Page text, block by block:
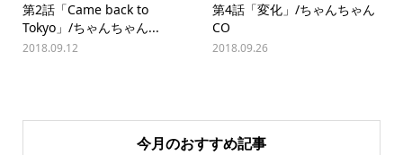
第2話「Came back to
Tokyo」/ちゃんちゃん...
2018.09.12
第4話「変化」/ちゃんちゃん
CO
2018.09.26
今月のおすすめ記事